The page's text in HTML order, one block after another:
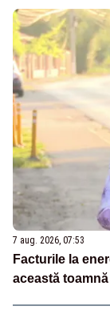
7 aug. 2026, 07:53
Facturile la
această toamnă